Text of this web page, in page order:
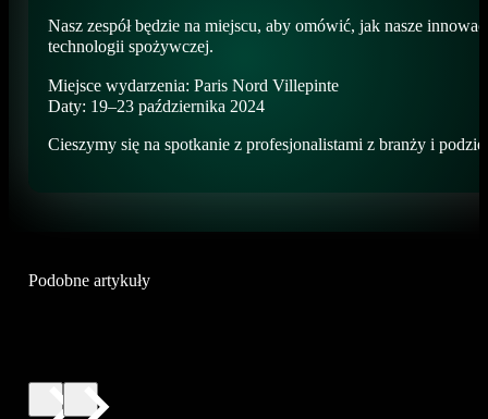
Nasz zespół będzie na miejscu, aby omówić, jak nasze
technologii spożywczej.
Miejsce wydarzenia: Paris Nord Villepinte
Daty: 19–23 października 2024
Cieszymy się na spotkanie z profesjonalistami z branży i
Podobne artykuły